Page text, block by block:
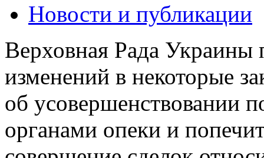
Новости и публикации
Верховная Рада Украины
изменений в некоторые
об усовершенствовании
органами опеки и